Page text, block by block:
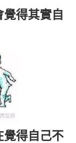
得其實自
覺得自己不